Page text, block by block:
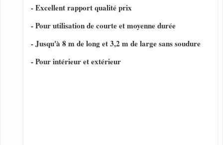
- Excellent rapport qualité prix
- Pour utilisation de courte et moyenne durée
- Jusqu'à 8 m de long et 3,2 m de large sans soudure
- Pour intérieur et extérieur